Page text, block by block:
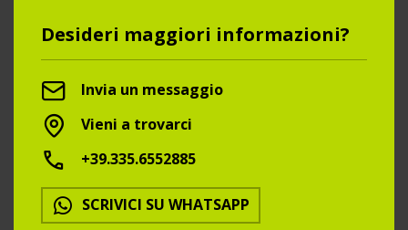
Desideri maggiori informazioni?
Invia un messaggio
Vieni a trovarci
+39.335.6552885
SCRIVICI SU WHATSAPP